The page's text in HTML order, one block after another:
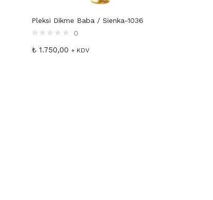
Pleksi Dikme Baba / Sienka-1036
0
₺ 1.750,00 + KDV